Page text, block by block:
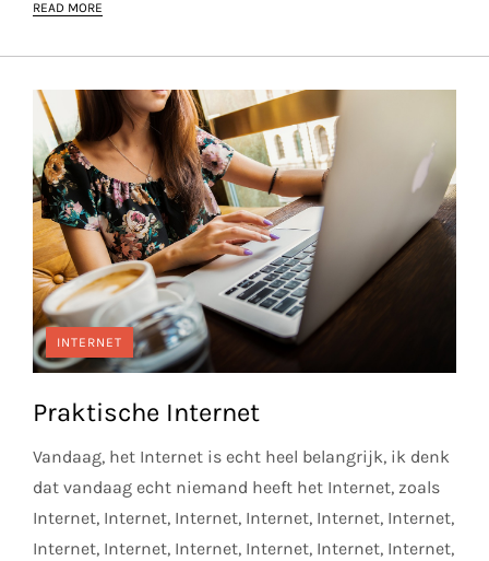
READ MORE
INTERNET
Praktische Internet
Vandaag, het Internet is echt heel belangrijk, ik denk
dat vandaag echt niemand heeft het Internet, zoals
Internet, Internet, Internet, Internet, Internet, Internet,
Internet, Internet, Internet, Internet, Internet, Internet,